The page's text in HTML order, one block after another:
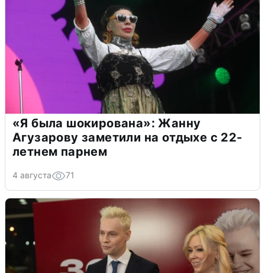
«Я была шокирована»: Жанну
Агузарову заметили на отдыхе с 22-
летнем парнем
4 августа 71